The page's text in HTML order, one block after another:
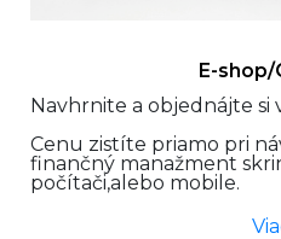
E-shop/
Navhrnite a objednájte si
Cenu zistíte priamo pri
finančný manažment
počítači,alebo mobile.